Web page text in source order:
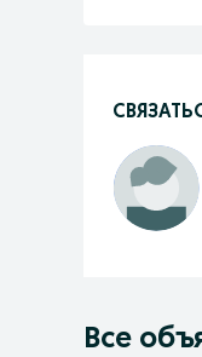
Все